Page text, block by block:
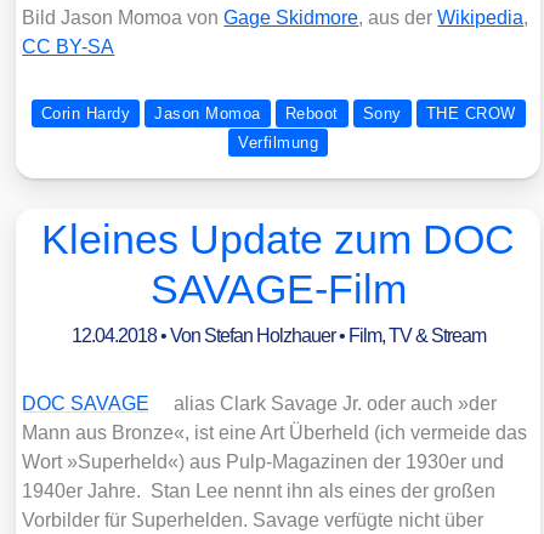
Bild Jason Mom­oa vonGage Skid­mo­re, aus derWiki­pe­dia,
CC BY-SA
Corin Hardy Jason Momoa Reboot Sony
THE CROW
Verfilmung
Kleines Update zum DOC
SAVAGE-Film
12.04.2018• Von Stefan Holzhauer• Film, TV & Stream
DOC SAVAGE
ali­as Clark Sava­ge Jr. oder auch »der
Mann aus Bron­ze«, ist eine Art Über­held (ich ver­mei­de das
Wort »Super­held«) aus Pulp-Maga­zi­nen der 1930er und
1940er Jah­re. Stan Lee nennt ihn als eines der gro­ßen
Vor­bil­der für Super­hel­den. Sava­ge ver­füg­te nicht über